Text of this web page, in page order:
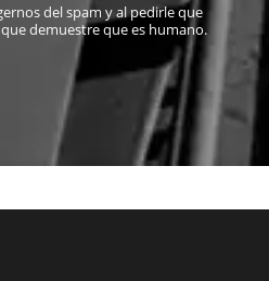
del spam y al pedirle que
demuestre que es humano.